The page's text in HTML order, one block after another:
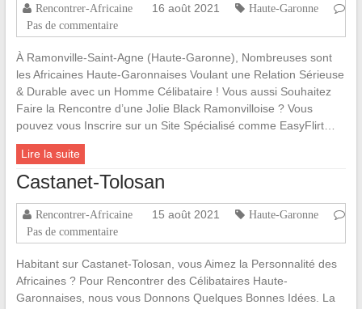
Rencontrer-Africaine 16 août 2021
Haute-Garonne
Pas de commentaire
À Ramonville-Saint-Agne (Haute-Garonne), Nombreuses sont
les Africaines Haute-Garonnaises Voulant une Relation Sérieuse
& Durable avec un Homme Célibataire ! Vous aussi Souhaitez
Faire la Rencontre d’une Jolie Black Ramonvilloise ? Vous
pouvez vous Inscrire sur un Site Spécialisé comme EasyFlirt…
Lire la suite
Castanet-Tolosan
Rencontrer-Africaine 15 août 2021
Haute-Garonne
Pas de commentaire
Habitant sur Castanet-Tolosan, vous Aimez la Personnalité des
Africaines ? Pour Rencontrer des Célibataires Haute-
Garonnaises, nous vous Donnons Quelques Bonnes Idées. La